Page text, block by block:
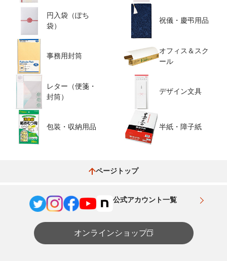
円入袋（ぽち
袋）
祝儀・慶弔用品
事務用封筒
オフィス＆スク
ール
レター（便箋・
封筒）
デザイン文具
包装・収納用品 半紙・障子紙
ページトップ
公式アカウント一覧
オンラインショップ